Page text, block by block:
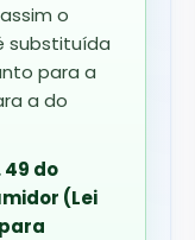
o
substituída
para a
a do
49 do
(Lei